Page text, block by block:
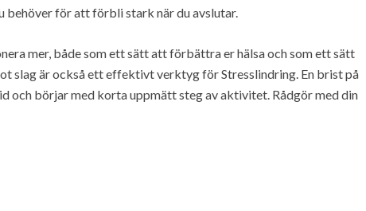
behöver för att förbli stark när du avslutar.
mer, både som ett sätt att förbättra er hälsa och som ett sätt
slag är också ett effektivt verktyg för Stresslindring. En brist på
och börjar med korta uppmätt steg av aktivitet. Rådgör med din